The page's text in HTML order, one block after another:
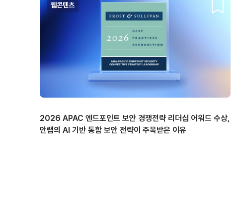
웹콘텐츠
2026 APAC 엔드포인트 보안 경쟁전략 리더십 어워드 수상,
안랩의 AI 기반 통합 보안 전략이 주목받은 이유